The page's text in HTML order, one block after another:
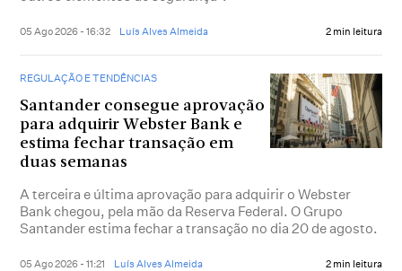
05 Ago 2026 - 16:32 Luís Alves Almeida 2 min leitura
REGULAÇÃO E TENDÊNCIAS
Santander consegue aprovação
para adquirir Webster Bank e
estima fechar transação em
duas semanas
A terceira e última aprovação para adquirir o Webster
Bank chegou, pela mão da Reserva Federal. O Grupo
Santander estima fechar a transação no dia 20 de agosto.
05 Ago 2026 - 11:21 Luís Alves Almeida 2 min leitura